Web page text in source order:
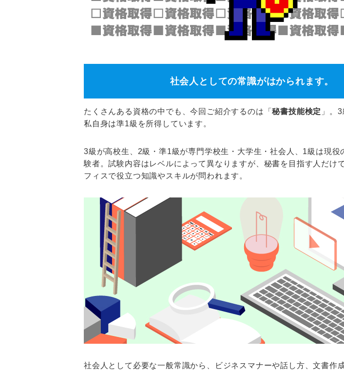
社会人としての常識がはかられます。
たくさんある資格の中でも、今回ご紹介するのは「秘書技能検定 」。
私自身は準1級を所得しています。
3級が高校生、2級・準1級が専門学校生・大学生・社会人、1級は現役
験者。試験内容はレベルによって異なりますが、秘書を目指す人だけ
フィスで役立つ知識やスキルが問われます。
社会人として必要な一般常識から、ビジネスマナーや話し方、文書作